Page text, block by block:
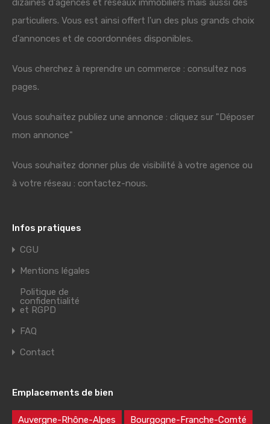
dizaines d'agences et réseaux immobiliers mais aussi des
particuliers. Vous est ainsi offert l'un des plus grands choix
d'annonces et de coordonnées disponibles.
Vous cherchez à reprendre un commerce : consultez nos
pages.
Vous souhaitez publiez une annonce : cliquez sur "Déposer
mon annonce"
Vous souhaitez donner plus de visibilité à votre agence ou
à votre réseau : contactez-nous.
Infos pratiques
CGU
Mentions légales
Politique de
confidentialité
et RGPD
FAQ
Contact
Emplacements de bien
Auvergne-Rhône-Alpes Bourgogne-Franche-Comté